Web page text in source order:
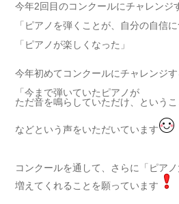
今年2回目のコンクールにチャレンジ
「ピアノを弾くことが、自分の自信に
「ピアノが楽しくなった」
今年初めてコンクールにチャレンジ
「今まで弾いていたピアノが
ただ音を鳴らしていただけ、というこ
などという声をいただいています
コンクールを通して、さらに「ピア
増えてくれることを願っています